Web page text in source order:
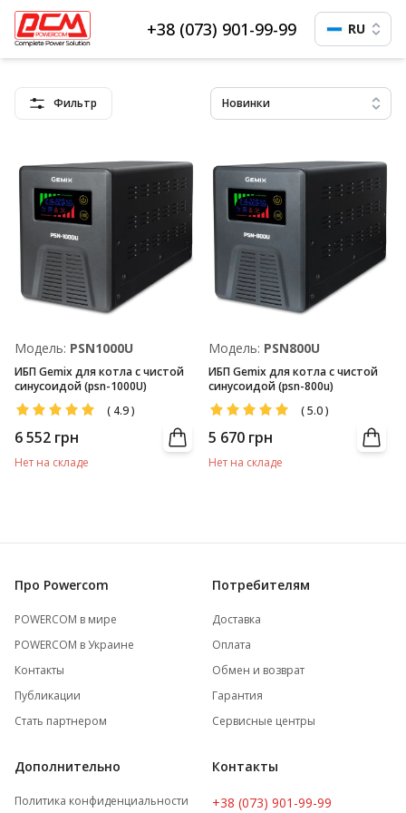
+38 (073) 901-99-99 RU
Фильтр Новинки
Модель: PSN1000U
ИБП Gemix для котла с чистой
синусоидой (psn-1000U)
( 4.9)
6 552 грн
Нет на складе
Модель: PSN800U
ИБП Gemix для котла с чистой
синусоидой (psn-800u)
(5.0)
5 670 грн
Нет на складе
Про Powercom
POWERCOM в мире
POWERCOM в Украине
Контакты
Публикации
Стать партнером
Потребителям
Доставка
Оплата
Обмен и возврат
Гарантия
Сервисные центры
Дополнительно
Политика конфиденциальности
Контакты
+38 (073) 901-99-99